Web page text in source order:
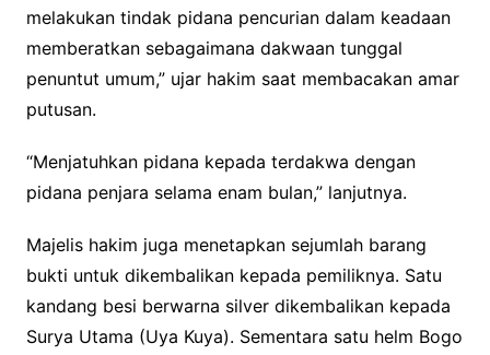
melakukan tindak pidana pencurian dalam keadaan
memberatkan sebagaimana dakwaan tunggal
penuntut umum,” ujar hakim saat membacakan amar
putusan.
“Menjatuhkan pidana kepada terdakwa dengan
pidana penjara selama enam bulan,” lanjutnya.
Majelis hakim juga menetapkan sejumlah barang
bukti untuk dikembalikan kepada pemiliknya. Satu
kandang besi berwarna silver dikembalikan kepada
Surya Utama (Uya Kuya). Sementara satu helm Bogo